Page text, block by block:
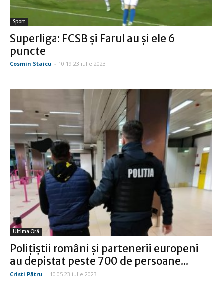
Sport
Superliga: FCSB şi Farul au şi ele 6
puncte
Cosmin Staicu - 10:19 23 iulie 2023
Ultima Oră
Poliţiştii români şi partenerii europeni
au depistat peste 700 de persoane...
Cristi Pătru - 10:05 23 iulie 2023